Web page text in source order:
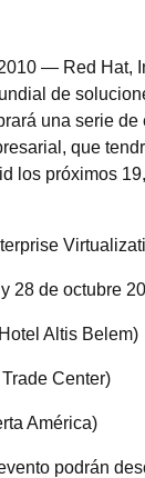
— Red Hat,
de
una serie de
que
los próximos
28 de octubre
Altis Belem)
Center)
América)
podrán